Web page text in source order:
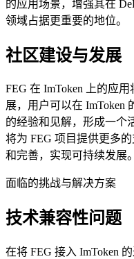
的应用场景，增强其在
领域占据更重要的地位。
社区建设与发展
FEG 在 ImToken 上的应
展，用户可以在 ImToken
的经验和见解，形成一个
将为 FEG 项目提供更多
和完善，实现可持续发展。
面临的挑战与解决方案
技术兼容性问题
在将 FEG 接入 ImToken